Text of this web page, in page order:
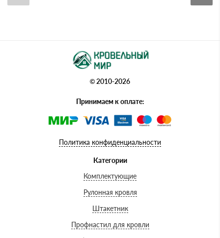
© 2010-2026
Принимаем к оплате:
Политика конфиденциальности
Категории
Комплектующие
Рулонная кровля
Штакетник
Профнастил для кровли